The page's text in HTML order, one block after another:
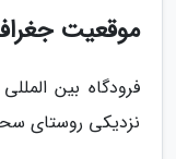
موقعیت
نزدیکی روستای